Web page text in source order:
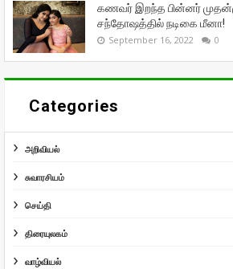
கணவர் இறந்த பின்னர்
சந்தோஷத்தில் நடிகை மீனா!
September 16, 2022 0
Categories
அறிவியல்
சுவாரசியம்
செய்தி
திரையுலகம்
வாழ்வியல்